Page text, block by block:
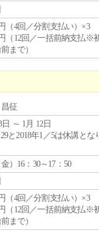
（4回／分割支払い）×3
（12回／一括前納支払※
まで）
征
日 ～ 1月 12日
と2018年1／5は休講とな
）16：30～17：50
（4回／分割支払い）×3
（12回／一括前納支払※
まで）